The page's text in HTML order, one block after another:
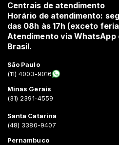
Centrais de atendimento
Horário de atendimento:
das 08h às 17h (exceto
Atendimento via WhatsApp
Brasil.
São Paulo
(11) 4003-9016
Minas Gerais
(31) 2391-4559
Santa Catarina
(48) 3380-9407
Pernambuco